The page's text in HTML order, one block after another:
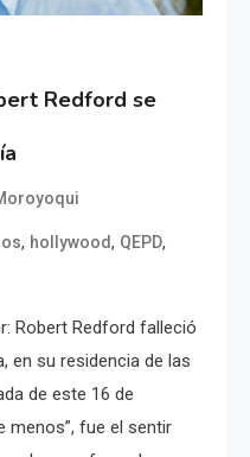
Redford se
, hollywood, QEPD,
Robert Redford falleció
en su residencia de las
de este 16 de
menos”, fue el sentir